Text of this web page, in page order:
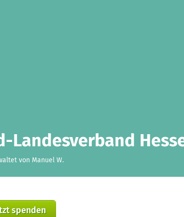
von Manuel W.
spenden